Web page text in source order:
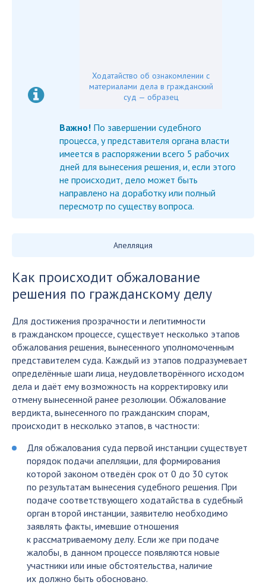
Ходатайство об ознакомлении с
материалами дела в гражданский
суд — образец
Важно! По завершении судебного
процесса, у представителя органа власти
имеется в распоряжении всего 5 рабочих
дней для вынесения решения, и, если этого
не происходит, дело может быть
направлено на доработку или полный
пересмотр по существу вопроса.
Апелляция
Как происходит обжалование
решения по гражданскому делу
Для достижения прозрачности и легитимности
в гражданском процессе, существует несколько этапов
обжалования решения, вынесенного уполномоченным
представителем суда. Каждый из этапов подразумевает
определённые шаги лица, неудовлетворённого исходом
дела и даёт ему возможность на корректировку или
отмену вынесенной ранее резолюции. Обжалование
вердикта, вынесенного по гражданским спорам,
происходит в несколько этапов, в частности:
Для обжалования суда первой инстанции существует
порядок подачи апелляции, для формирования
которой законом отведён срок от 0 до 30 суток
по результатам вынесения судебного решения. При
подаче соответствующего ходатайства в судебный
орган второй инстанции, заявителю необходимо
заявлять факты, имевшие отношения
к рассматриваемому делу. Если же при подаче
жалобы, в данном процессе появляются новые
участники или иные обстоятельства, наличие
их должно быть обосновано.